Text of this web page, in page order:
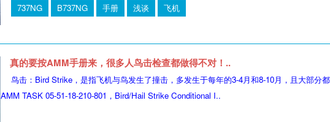
737NG B737NG 手册 浅谈 飞机
真的要按AMM手册来，很多人鸟击检查都做得不对！..
鸟击：Bird Strike，是指飞机与鸟发生了撞击，多发生于每年的3-4月和8-10月，且大部分
AMM TASK 05-51-18-210-801，Bird/Hail Strike Conditional I..